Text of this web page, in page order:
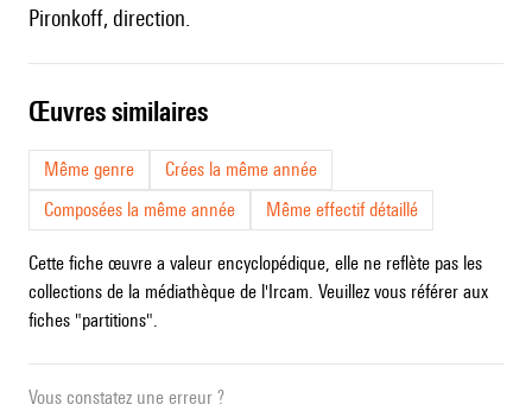
Pironkoff, direction.
œuvres similaires
Même genre
Crées la même année
Composées la même année
Même effectif détaillé
Cette fiche œuvre a valeur encyclopédique, elle ne reflète pas les
collections de la médiathèque de l'Ircam. Veuillez vous référer aux
fiches "partitions".
Vous constatez une erreur ?